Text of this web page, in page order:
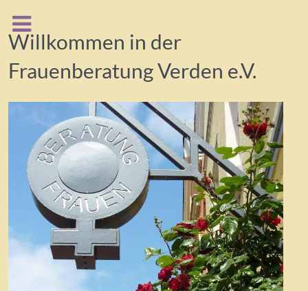
Willkommen in der
Frauenberatung Verden e.V.